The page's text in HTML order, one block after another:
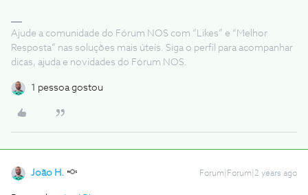
Ajude a comunidade do Fórum NOS com “Likes” e “Melhor
Resposta” nas soluções mais úteis. Siga o perfil para acompanhar
dicas, ajuda e novidades do Fórum NOS.
1 pessoa gostou
João H. Forum|Forum|2 years ago